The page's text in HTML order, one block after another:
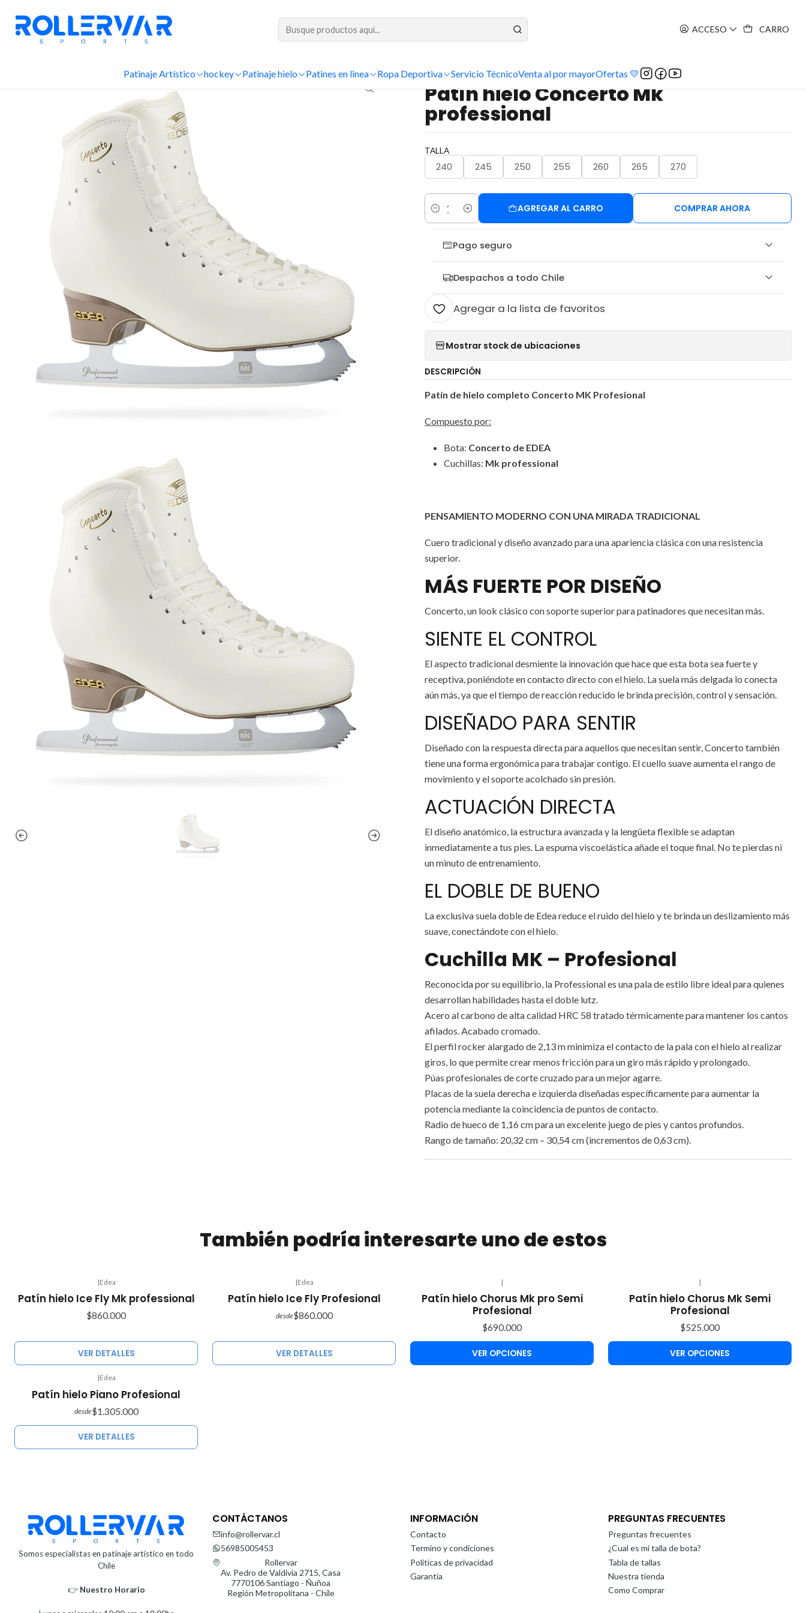
ACCESO CARRO
Patinaje Artístico hockey Patinaje hielo Patines en linea Ropa Deportiva Servicio TécnicoVenta al por mayorOfertas 💛
Patines Completos Sobre Hielo Patín hielo Concerto Mk professional
|
Patín hielo Concerto Mk
professional
TALLA
240 245 250 255 260 265 270
Cantidad
AGREGAR AL CARRO COMPRAR AHORA
Pago seguro
Despachos a todo Chile
Agregar a la lista de favoritos
Mostrar stock de ubicaciones
DESCRIPCIÓN
Patín de hielo completo Concerto MK Profesional
Compuesto por:
Bota: Concerto de EDEA
Cuchillas: Mk professional
PENSAMIENTO MODERNO CON UNA MIRADA TRADICIONAL
Cuero tradicional y diseño avanzado para una apariencia clásica con una resistencia
superior.
MÁS FUERTE POR DISEÑO
Concerto, un look clásico con soporte superior para patinadores que necesitan más.
SIENTE EL CONTROL
El aspecto tradicional desmiente la innovación que hace que esta bota sea fuerte y
receptiva, poniéndote en contacto directo con el hielo. La suela más delgada lo conecta
aún más, ya que el tiempo de reacción reducido le brinda precisión, control y sensación.
DISEÑADO PARA SENTIR
Diseñado con la respuesta directa para aquellos que necesitan sentir, Concerto también
tiene una forma ergonómica para trabajar contigo. El cuello suave aumenta el rango de
movimiento y el soporte acolchado sin presión.
ACTUACIÓN DIRECTA
El diseño anatómico, la estructura avanzada y la lengüeta flexible se adaptan
inmediatamente a tus pies. La espuma viscoelástica añade el toque final. No te pierdas ni
un minuto de entrenamiento.
EL DOBLE DE BUENO
La exclusiva suela doble de Edea reduce el ruido del hielo y te brinda un deslizamiento más
suave, conectándote con el hielo.
Cuchilla MK – Profesional
Reconocida por su equilibrio, la Professional es una pala de estilo libre ideal para quienes
desarrollan habilidades hasta el doble lutz.
Acero al carbono de alta calidad HRC 58 tratado térmicamente para mantener los cantos
afilados. Acabado cromado.
El perfil rocker alargado de 2,13 m minimiza el contacto de la pala con el hielo al realizar
giros, lo que permite crear menos fricción para un giro más rápido y prolongado.
Púas profesionales de corte cruzado para un mejor agarre.
Placas de la suela derecha e izquierda diseñadas específicamente para aumentar la
potencia mediante la coincidencia de puntos de contacto.
Radio de hueco de 1,16 cm para un excelente juego de pies y cantos profundos.
Rango de tamaño: 20,32 cm – 30,54 cm (incrementos de 0,63 cm).
También podría interesarte uno de estos
Agotado
|Edea
Patín hielo Ice Fly Mk professional
$860.000
VER DETALLES
|Edea
Patín hielo Ice Fly Profesional
desde$860.000
VER DETALLES
|
Patín hielo Chorus Mk pro Semi
Profesional
$690.000
VER OPCIONES
|
Patín hielo Chorus Mk Semi
Profesional
$525.000
VER OPCIONES
|Edea
Patín hielo Piano Profesional
desde$1.305.000
VER DETALLES
Somos especialistas en patinaje artístico en todo
Chile
👉 Nuestro Horario⁣⁣
CONTÁCTANOS
info@rollervar.cl
56985005453
Rollervar
Av. Pedro de Valdivia 2715, Casa
7770106 Santiago - Ñuñoa
Región Metropolitana - Chile
INFORMACIÓN
Contacto
Termino y condiciones
Politicas de privacidad
Garantía
PREGUNTAS FRECUENTES
Preguntas frecuentes
¿Cual es mi talla de bota?
Tabla de tallas
Nuestra tienda
Como Comprar